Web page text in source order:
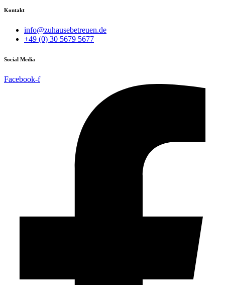
Kontakt
info@zuhausebetreuen.de
+49 (0) 30 5679 5677
Social Media
Facebook-f